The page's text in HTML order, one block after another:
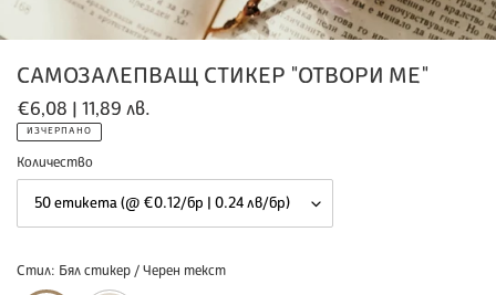
САМОЗАЛЕПВАЩ СТИКЕР "ОТВОРИ МЕ"
Обичайна
цена
€6,08 | 11,89 лв.
ИЗЧЕРПАНО
Количество
Стил: Бял стикер / Черен текст